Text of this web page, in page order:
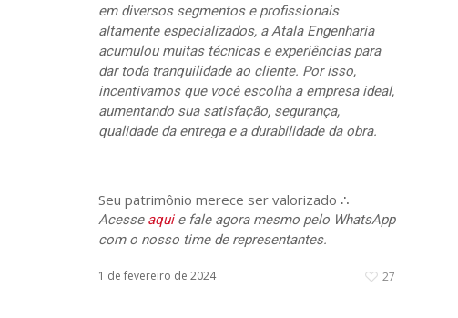
em diversos segmentos e profissionais
altamente especializados, a Atala Engenharia
acumulou muitas técnicas e experiências para
dar toda tranquilidade ao cliente. Por isso,
incentivamos que você escolha a empresa ideal,
aumentando sua satisfação, segurança,
qualidade da entrega e a durabilidade da obra.
Seu patrimônio merece ser valorizado ∴
Acesse aquie fale agora mesmo pelo WhatsApp
com o nosso time de representantes.
1 de fevereiro de 2024 27